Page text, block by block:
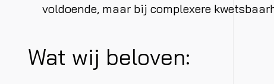
voldoende, maar bij complexere
Wat wij beloven: